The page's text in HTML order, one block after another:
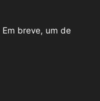
breve, um de